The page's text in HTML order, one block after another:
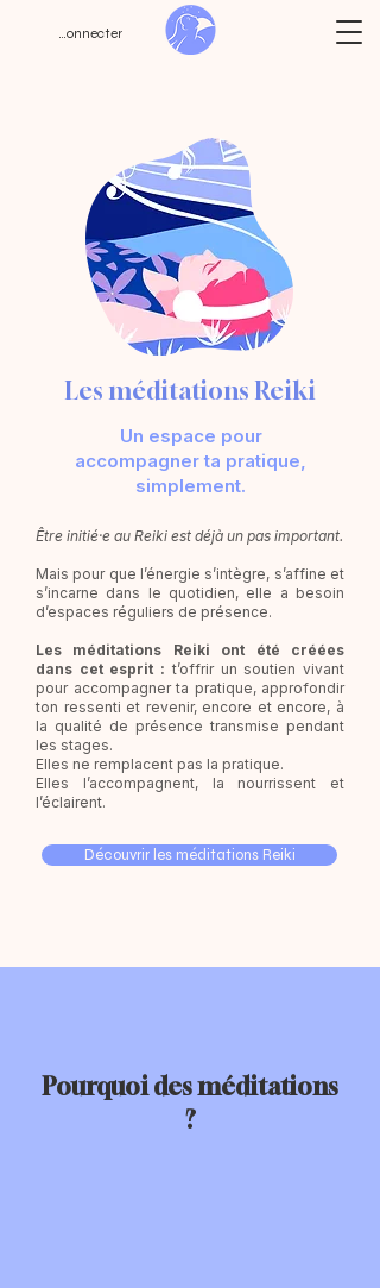
Se connecter
Les méditations Reiki
Un espace pour
accompagner ta pratique,
simplement.
Être initié·e au Reiki est déjà un pas important.
Mais pour que l’énergie s’intègre, s’affine et
s’incarne dans le quotidien, elle a besoin
d’espaces réguliers de présence.
Les méditations Reiki ont été créées
dans cet esprit : t’offrir un soutien vivant
pour accompagner ta pratique, approfondir
ton ressenti et revenir, encore et encore, à
la qualité de présence transmise pendant
les stages.
Elles ne remplacent pas la pratique.
Elles l’accompagnent, la nourrissent et
l’éclairent.
Découvrir les méditations Reiki
Pourquoi des méditations
?